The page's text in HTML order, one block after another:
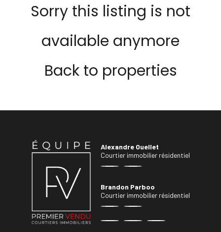
Sorry this listing is not
available anymore
Back to properties
Alexandre Ouellet
Courtier immobilier résidentiel
Brandon Parboo
Courtier immobilier résidentiel